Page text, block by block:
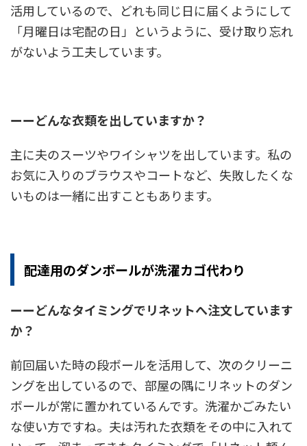
活用しているので、どれも同じ日に届くようにして
「月曜日は宅配の日」というように、受け取り忘れ
がないよう工夫しています。
ーーどんな衣類を出していますか？
主に夫のスーツやワイシャツを出しています。私の
お気に入りのブラウスやコートなど、失敗したくな
いものは一緒に出すこともあります。
配達用のダンボールが洗濯カゴ代わり
ーーどんなタイミングでリネットへ注文しています
か？
前回届いた時の段ボールを活用して、次のクリーニ
ングを出しているので、部屋の隅にリネットのダン
ボールが常に置かれているんです。洗濯かごみたい
な使い方ですね。夫は汚れた衣類をその中に入れて